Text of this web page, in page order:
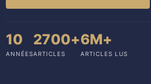
10
ANNÉES
2700+
ARTICLES
6M+
ARTICLES LUS